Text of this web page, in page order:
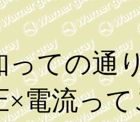
っての通
×電流っ